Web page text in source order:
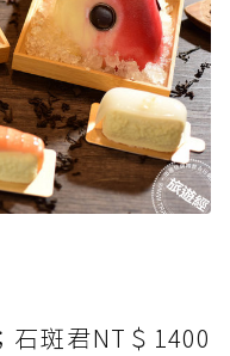
石斑君NT＄1400